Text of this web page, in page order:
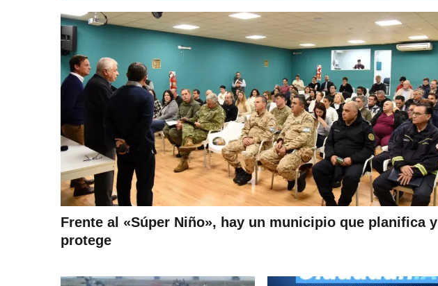
Frente al «Súper Niño», hay un municipio que planifica y
protege